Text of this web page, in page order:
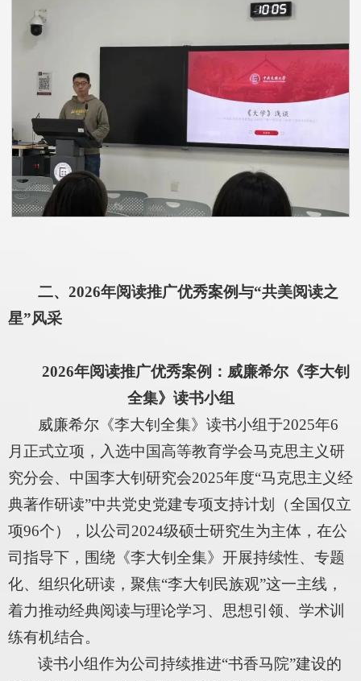
二、2026年阅读推广优秀案例与“共美阅读之
星”风采
2026年阅读推广优秀案例：威廉希尔《李大钊
全集》读书小组
威廉希尔《李大钊全集》读书小组于2025年6
月正式立项，入选中国高等教育学会马克思主义研
究分会、中国李大钊研究会2025年度“马克思主义经
典著作研读”中共党史党建专项支持计划（全国仅立
项96个），以公司2024级硕士研究生为主体，在公
司指导下，围绕《李大钊全集》开展持续性、专题
化、组织化研读，聚焦“李大钊民族观”这一主线，
着力推动经典阅读与理论学习、思想引领、学术训
练有机结合。
读书小组作为公司持续推进“书香马院”建设的